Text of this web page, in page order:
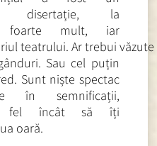
disertație, la
mult, iar
teatrului. Ar trebui văzute
Sau cel puțin
Sunt niște spectac
în semnificații,
fel încât să îți
oară.